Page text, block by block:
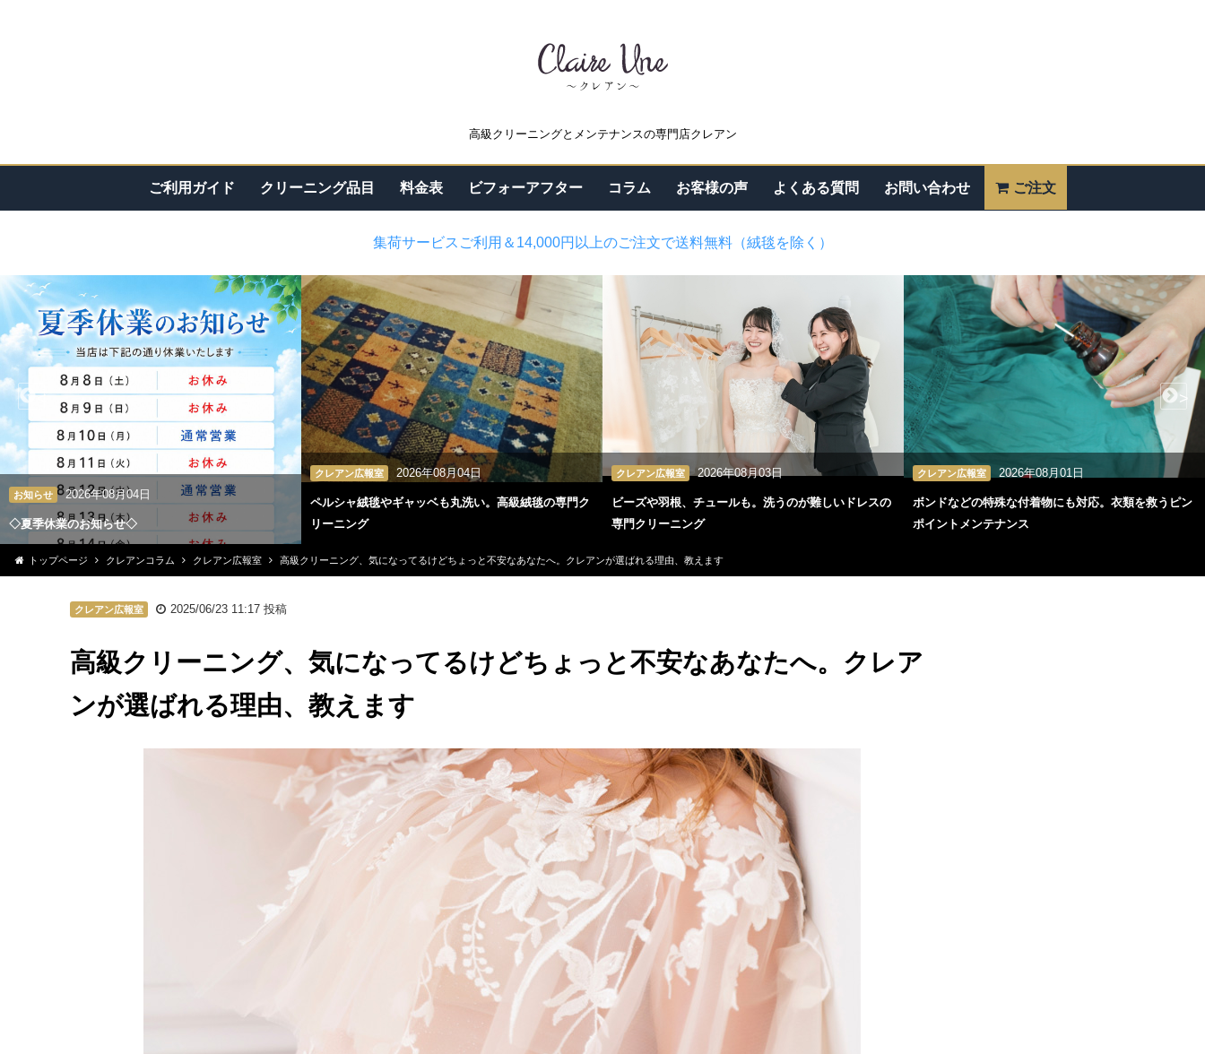
高級クリーニングとメンテナンスの専門店クレアン
ご利用ガイド クリーニング品目 料金表 ビフォーアフター コラム お客様の声 よくある質問 お問い合わせ ご注文
集荷サービスご利用＆14,000円以上のご注文で送料無料（絨毯を除く）
お知らせ 2026年08月04日
◇夏季休業のお知らせ◇
クレアン広報室 2026年08月04日
ペルシャ絨毯やギャッベも丸洗い。高級絨毯の専門ク
リーニング
クレアン広報室 2026年08月03日
ビーズや羽根、チュールも。洗うのが難しいドレスの
専門クリーニング
クレアン広報室 2026年08月01日
ボンドなどの特殊な付着物にも対応。衣類を救うピン
ポイントメンテナンス
< >
トップページ クレアンコラム クレアン広報室 高級クリーニング、気になってるけどちょっと不安なあなたへ。クレアンが選ばれる理由、教えます
クレアン広報室 2025/06/23 11:17投稿
高級クリーニング、気になってるけどちょっと不安なあなたへ。クレア
ンが選ばれる理由、教えます